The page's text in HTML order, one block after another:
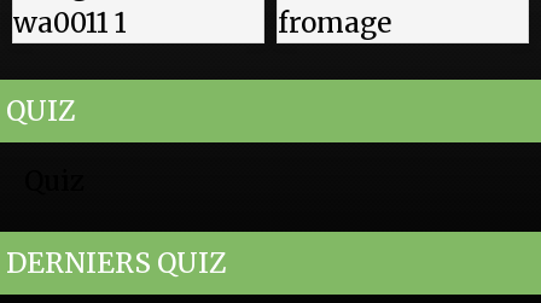
QUIZ
DERNIERS QUIZ